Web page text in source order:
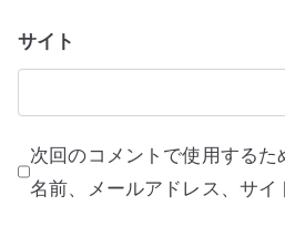
サイト
次回のコメントで使用する
名前、メールアドレス、サイ